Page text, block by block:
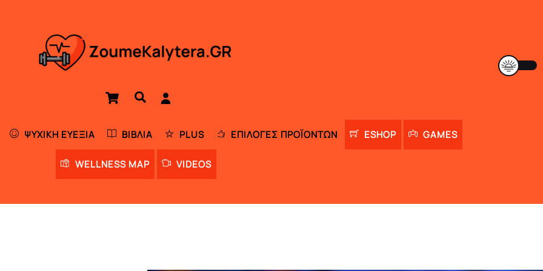
Cart Αναζήτηση
ΨΥΧΙΚΉ ΕΥΕΞΊΑ ΒΙΒΛΊΑ PLUS ΕΠΙΛΟΓΈΣ ΠΡΟΪΌΝΤΩΝ ESHOP GAMES
WELLNESS MAP VIDEOS